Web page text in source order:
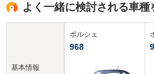
よく一緒に検討される車種
基本情報
ポルシェ
968